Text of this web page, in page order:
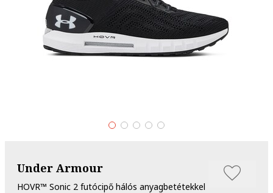
Under Armour
HOVR™ Sonic 2 futócipő hálós anyagbetétekkel